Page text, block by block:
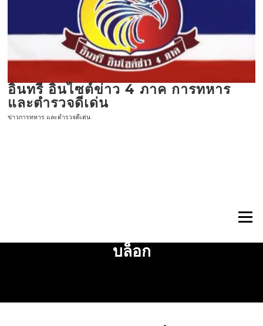
อินทรี อินไซต์ข่าว 4 ภาค การทหาร
และตำรวจดีเด่น
ข่าวการทหาร และตำรวจดีเด่น
เมนู
บล็อก